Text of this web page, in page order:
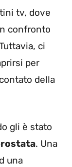
tv, dove
confronto
ci
per
della
gli è stato
. Una
una